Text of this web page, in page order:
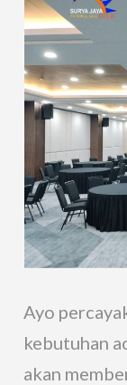
Ayo
kebutuhan
akan